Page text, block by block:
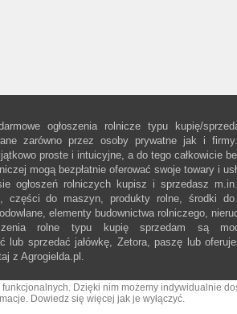
ogłoszenia rolnicze typu kupię/
zarówno przez osoby prywatne jak i
proste i intuicyjne, a do tego całkowicie
mogą bezpłatnie oferować swoje towary i
ogłoszeń rolniczych kupisz i sprzedasz
części do maszyn, produkty rolne, środki do
elementy budownictwa rolniczego,
rolne typu kupię sprzedam są
lub sprzedać jałówkę, Zetora, paszę lub
z Agrogielda.pl.
Dzięki nim możemy indywidualnie
Dowiedz się więcej jak je wyłączyć.